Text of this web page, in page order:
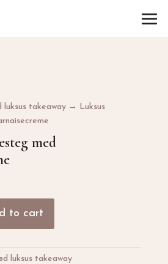
luksus takeaway→ Luksus
med
to cart
luksus takeaway